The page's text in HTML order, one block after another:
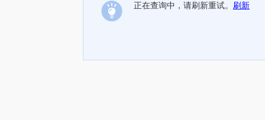
正在查询中，请刷新重试。 刷新